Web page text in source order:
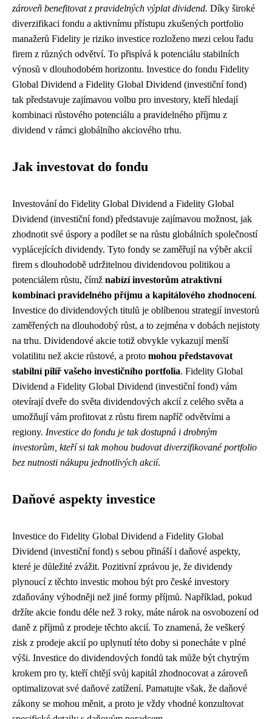
zároveň benefitovat z pravidelných výplat dividend. Díky široké
diverzifikaci fondu a aktivnímu přístupu zkušených portfolio
manažerů Fidelity je riziko investice rozloženo mezi celou řadu
firem z různých odvětví. To přispívá k potenciálu stabilních
výnosů v dlouhodobém horizontu. Investice do fondu Fidelity
Global Dividend a Fidelity Global Dividend (investiční fond)
tak představuje zajímavou volbu pro investory, kteří hledají
kombinaci růstového potenciálu a pravidelného příjmu z
dividend v rámci globálního akciového trhu.
Jak investovat do fondu
Investování do Fidelity Global Dividend a Fidelity Global
Dividend (investiční fond) představuje zajímavou možnost, jak
zhodnotit své úspory a podílet se na růstu globálních společností
vyplácejících dividendy. Tyto fondy se zaměřují na výběr akcií
firem s dlouhodobě udržitelnou dividendovou politikou a
potenciálem růstu, čímž nabízí investorům atraktivní
kombinaci pravidelného příjmu a kapitálového zhodnocení.
Investice do dividendových titulů je oblíbenou strategií investorů
zaměřených na dlouhodobý růst, a to zejména v dobách nejistoty
na trhu. Dividendové akcie totiž obvykle vykazují menší
volatilitu než akcie růstové, a proto mohou představovat
stabilní pilíř vašeho investičního portfolia. Fidelity Global
Dividend a Fidelity Global Dividend (investiční fond) vám
otevírají dveře do světa dividendových akcií z celého světa a
umožňují vám profitovat z růstu firem napříč odvětvími a
regiony. Investice do fondu je tak dostupná i drobným
investorům, kteří si tak mohou budovat diverzifikované portfolio
bez nutnosti nákupu jednotlivých akcií.
Daňové aspekty investice
Investice do Fidelity Global Dividend a Fidelity Global
Dividend (investiční fond) s sebou přináší i daňové aspekty,
které je důležité zvážit. Pozitivní zprávou je, že dividendy
plynoucí z těchto investic mohou být pro české investory
zdaňovány výhodněji než jiné formy příjmů. Například, pokud
držíte akcie fondu déle než 3 roky, máte nárok na osvobození od
daně z příjmů z prodeje těchto akcií. To znamená, že veškerý
zisk z prodeje akcií po uplynutí této doby si ponecháte v plné
výši. Investice do dividendových fondů tak může být chytrým
krokem pro ty, kteří chtějí svůj kapitál zhodnocovat a zároveň
optimalizovat své daňové zatížení. Pamatujte však, že daňové
zákony se mohou měnit, a proto je vždy vhodné konzultovat